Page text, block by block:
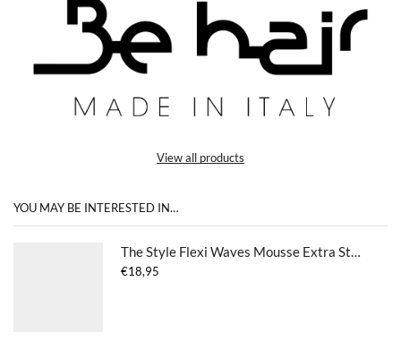
View all products
YOU MAY BE INTERESTED IN…
The Style Flexi Waves Mousse Extra Strong
€18,95